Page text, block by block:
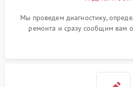
Мы проведем диагностику,
ремонта и сразу сообщим вам